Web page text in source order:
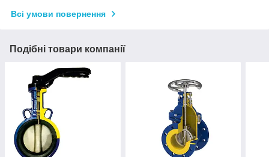
Всі умови повернення
Подібні товари компанії